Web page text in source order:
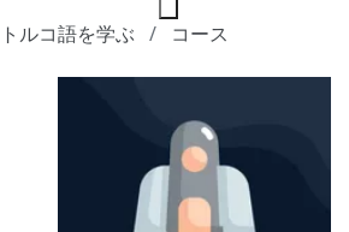
トルコ語を学ぶ コース